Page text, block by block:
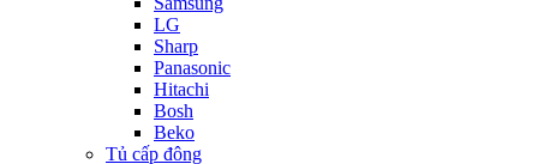
LG
Sharp
Panasonic
Hitachi
Bosh
Beko
Tủ cấp đông